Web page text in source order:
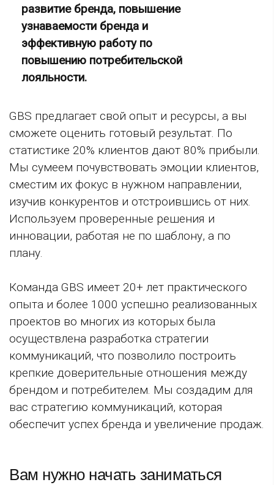
развитие бренда, повышение
узнаваемости бренда и
эффективную работу по
повышению потребительской
лояльности.
GBS предлагает свой опыт и ресурсы, а вы
сможете оценить готовый результат. По
статистике 20% клиентов дают 80% прибыли.
Мы сумеем почувствовать эмоции клиентов,
сместим их фокус в нужном направлении,
изучив конкурентов и отстроившись от них.
Используем проверенные решения и
инновации, работая не по шаблону, а по
плану.
Команда GBS имеет 20+ лет практического
опыта и более 1000 успешно реализованных
проектов во многих из которых была
осуществлена разработка стратегии
коммуникаций, что позволило построить
крепкие доверительные отношения между
брендом и потребителем. Мы создадим для
вас стратегию коммуникаций, которая
обеспечит успех бренда и увеличение продаж.
Вам нужно начать заниматься